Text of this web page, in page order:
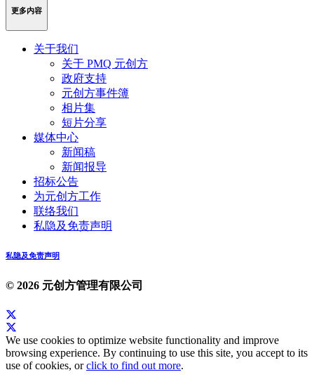
更多内容
关于我们
关于 PMQ 元创方
政府支持
元创方事件簿
相片集
短片分享
媒体中心
新闻稿
新闻报导
招标公告
为元创方工作
联络我们
私隐及免责声明
私隐及免责声明
© 2026 元创方管理有限公司
We use cookies to optimize website functionality and improve
browsing experience. By continuing to use this site, you accept to its
use of cookies, orclick to find out more.